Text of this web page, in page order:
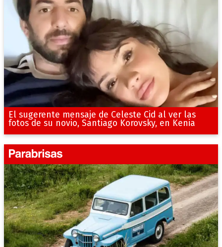
El sugerente mensaje de Celeste Cid al ver las
fotos de su novio, Santiago Korovsky, en Kenia